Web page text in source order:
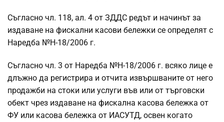
Съгласно чл. 118, ал. 4 от ЗДДС редът и начинът за
издаване на фискални касови бележки се определят с
Наредба №Н-18/2006 г.
Съгласно чл. 3 от Наредба №Н-18/2006 г. всяко лице е
длъжно да регистрира и отчита извършваните от него
продажби на стоки или услуги във или от търговски
обект чрез издаване на фискална касова бележка от
ФУ или касова бележка от ИАСУТД, освен когато